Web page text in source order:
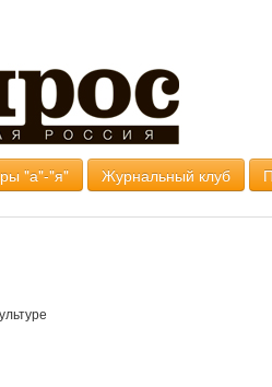
"а"-"я" Журнальный клуб